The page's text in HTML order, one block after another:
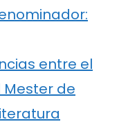
entre el
Mester de